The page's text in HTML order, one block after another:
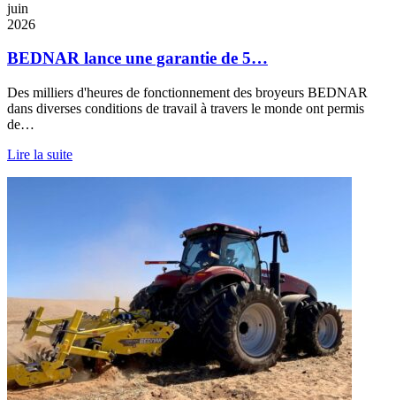
juin
2026
BEDNAR lance une garantie de 5…
Des milliers d'heures de fonctionnement des broyeurs BEDNAR
dans diverses conditions de travail à travers le monde ont permis
de…
Lire la suite